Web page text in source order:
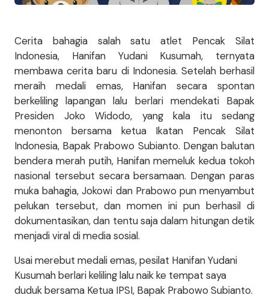
Cerita bahagia salah satu atlet Pencak Silat
Indonesia, Hanifan Yudani Kusumah, ternyata
membawa cerita baru di Indonesia. Setelah berhasil
meraih medali emas, Hanifan secara spontan
berkeliling lapangan lalu berlari mendekati Bapak
Presiden Joko Widodo, yang kala itu sedang
menonton bersama ketua Ikatan Pencak Silat
Indonesia, Bapak Prabowo Subianto. Dengan balutan
bendera merah putih, Hanifan memeluk kedua tokoh
nasional tersebut secara bersamaan. Dengan paras
muka bahagia, Jokowi dan Prabowo pun menyambut
pelukan tersebut, dan momen ini pun berhasil di
dokumentasikan, dan tentu saja dalam hitungan detik
menjadi viral di media sosial.
Usai merebut medali emas, pesilat Hanifan Yudani
Kusumah berlari keliling lalu naik ke tempat saya
duduk bersama Ketua IPSI, Bapak Prabowo Subianto.